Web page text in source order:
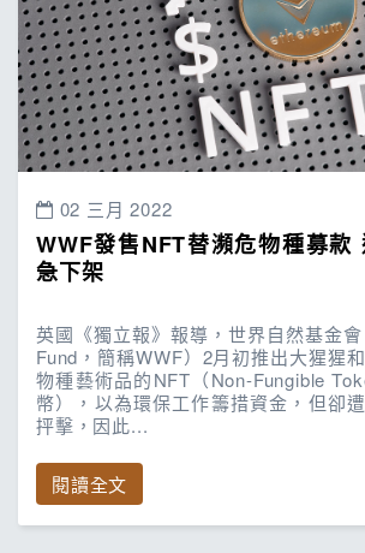
02 三月 2022
WWF發售NFT替瀕危物種募款
急下架
英國《獨立報》報導，世界自然基金
Fund，簡稱WWF）2月初推出大猩猩
物種藝術品的NFT（Non-Fungible
幣），以為環保工作籌措資金，但卻
抨擊，因此...
閱讀全文